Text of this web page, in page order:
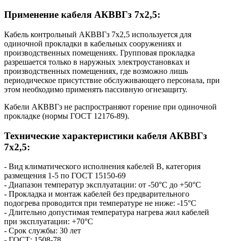
Применение кабеля AКВВГз 7х2,5:
Кабель контрольный AКВВГз 7х2,5 используется для
одиночной прокладки в кабельных сооружениях и
производственных помещениях. Групповая прокладка
разрешается только в наружных электроустановках и
производственных помещениях, где возможно лишь
периодическое присутствие обслуживающего персонала, при
этом необходимо применять пассивную огнезащиту.
Кабели АКВВГз не распространяют горение при одиночной
прокладке (нормы ГОСТ 12176-89).
Технические характеристики кабеля AКВВГз
7х2,5:
- Вид климатического исполнения кабелей В, категория
размещения 1-5 по ГОСТ 15150-69
- Диапазон температур эксплуатации: от -50°С до +50°С
- Прокладка и монтаж кабелей без предварительного
подогрева проводится при температуре не ниже: -15°С
- Длительно допустимая температура нагрева жил кабелей
при эксплуатации: +70°С
- Срок службы: 30 лет